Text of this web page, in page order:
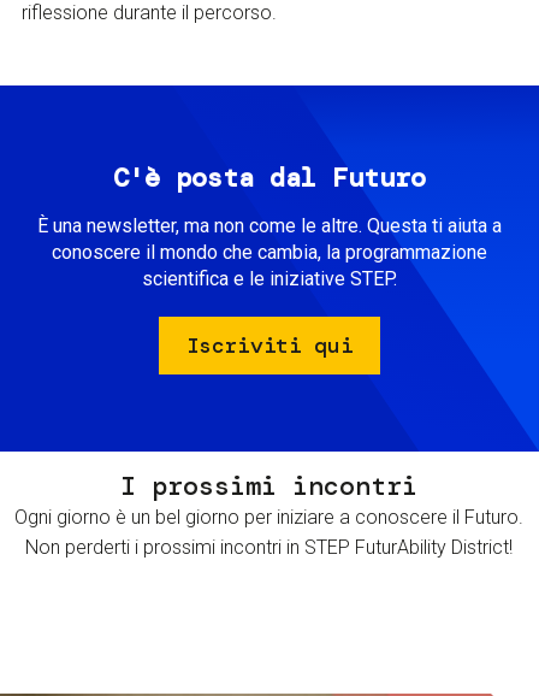
riflessione durante il percorso.
C'è posta dal Futuro
È una newsletter, ma non come le altre. Questa ti aiuta a
conoscere il mondo che cambia, la programmazione
scientifica e le iniziative STEP.
Iscriviti qui
I prossimi incontri
Ogni giorno è un bel giorno per iniziare a conoscere il Futuro.
Non perderti i prossimi incontri in STEP FuturAbility District!